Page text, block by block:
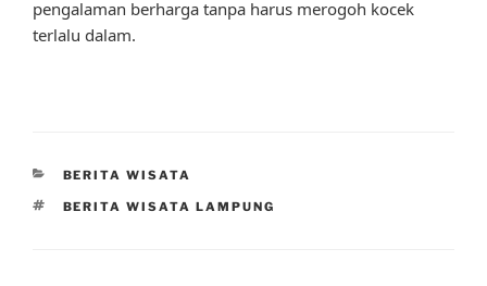
pengalaman berharga tanpa harus merogoh kocek
terlalu dalam.
CATEGORIES
BERITA WISATA
TAGS
BERITA WISATA LAMPUNG